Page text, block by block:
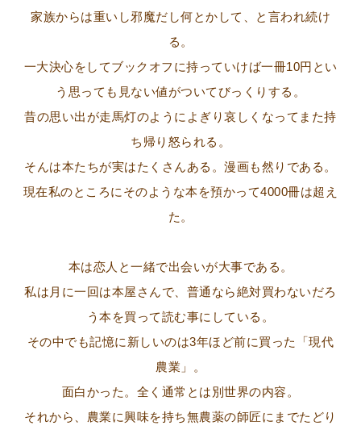
家族からは重いし邪魔だし何とかして、と言われ続け
る。
一大決心をしてブックオフに持っていけば一冊10円とい
う思っても見ない値がついてびっくりする。
昔の思い出が走馬灯のようによぎり哀しくなってまた持
ち帰り怒られる。
そんは本たちが実はたくさんある。漫画も然りである。
現在私のところにそのような本を預かって4000冊は超え
た。
本は恋人と一緒で出会いが大事である。
私は月に一回は本屋さんで、普通なら絶対買わないだろ
う本を買って読む事にしている。
その中でも記憶に新しいのは3年ほど前に買った「現代
農業」。
面白かった。全く通常とは別世界の内容。
それから、農業に興味を持ち無農薬の師匠にまでたどり